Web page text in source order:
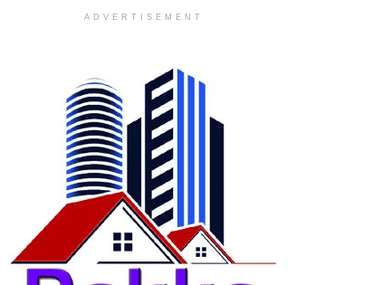
ADVERTISEMENT